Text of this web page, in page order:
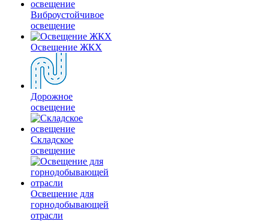
Виброустойчивое
освещение
Освещение ЖКХ
Дорожное
освещение
Складское
освещение
Освещение для
горнодобывающей
отрасли